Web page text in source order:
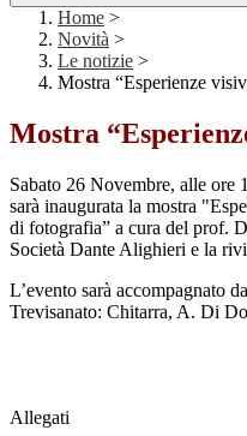
Home >
Novità >
Le notizie >
Mostra “Esperienze
Mostra
Sabato 26 Novembre, alle ore
sarà inaugurata la mostra
di fotografia” a cura del prof.
Società Dante Alighieri e la
L’evento sarà accompagnato
Trevisanato: Chitarra, A. Di
Allegati